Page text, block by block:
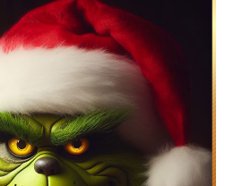
originales para Gaston